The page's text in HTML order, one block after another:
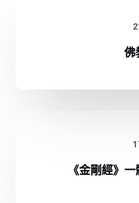
佛
《金剛經》